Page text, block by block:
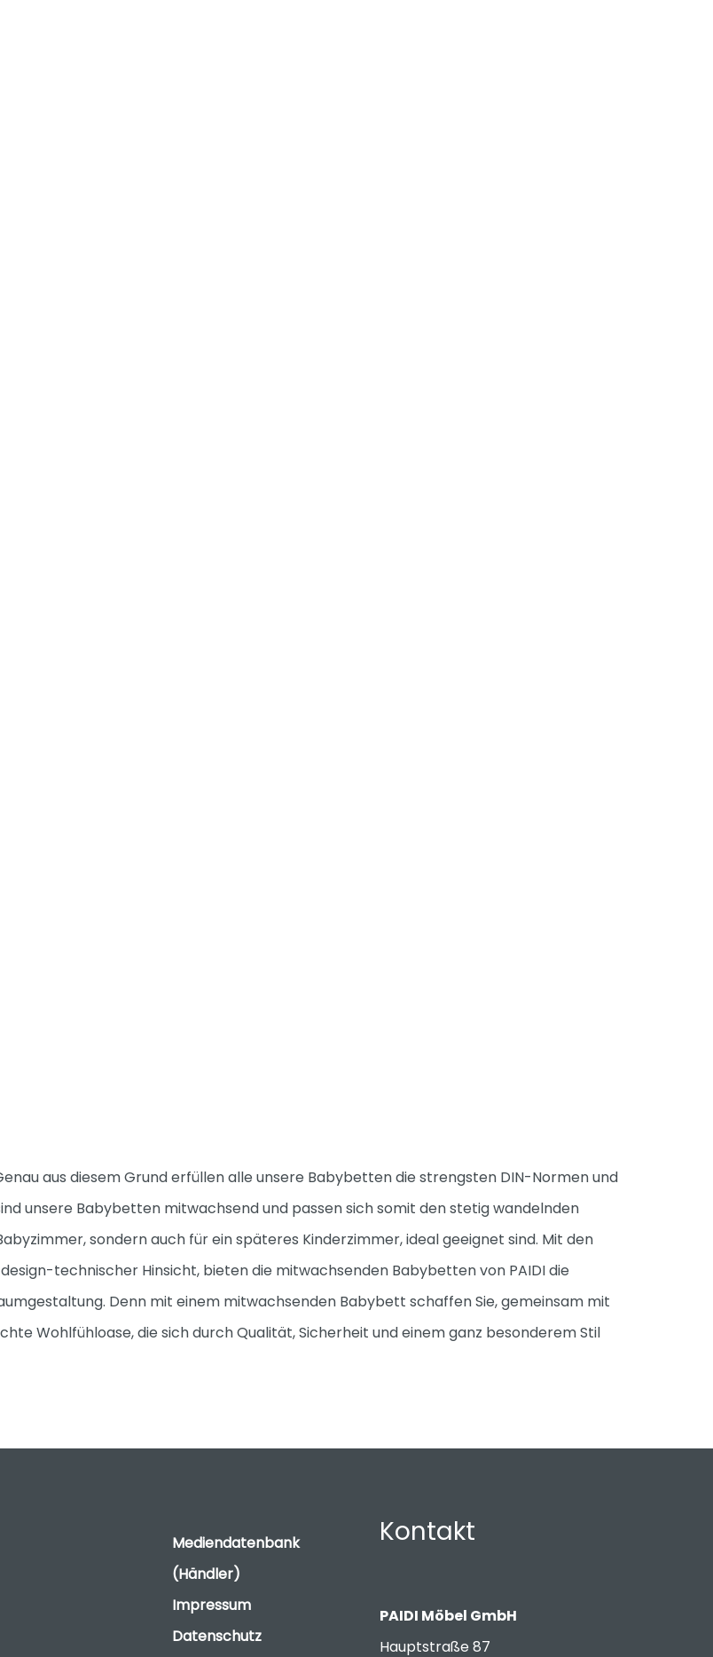
aus diesem Grund erfüllen alle unsere Babybetten die strengsten DIN-Normen und
unsere Babybetten mitwachsend und passen sich somit den stetig wandelnden
sondern auch für ein späteres Kinderzimmer, ideal geeignet sind. Mit den
technischer Hinsicht, bieten die mitwachsenden Babybetten von PAIDI die
Denn mit einem mitwachsenden Babybett schaffen Sie, gemeinsam mit
Wohlfühloase, die sich durch Qualität, Sicherheit und einem ganz besonderem Stil
Mediendatenbank
(Händler)
Impressum
Datenschutz
Kontakt
PAIDI Möbel GmbH
Hauptstraße 87